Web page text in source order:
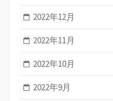
2022年12月
2022年11月
2022年10月
2022年9月